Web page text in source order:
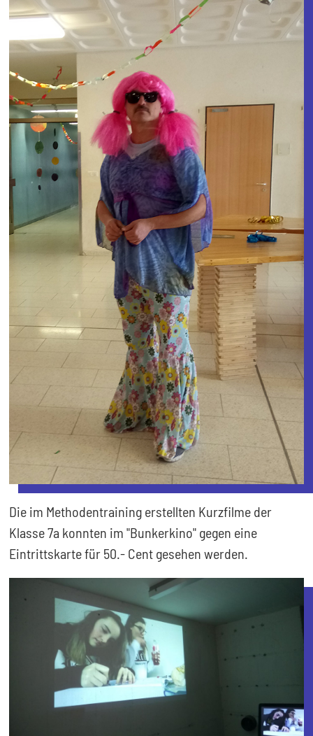
Die im Methodentraining erstellten Kurzfilme der
Klasse 7a konnten im "Bunkerkino" gegen eine
Eintrittskarte für 50.- Cent gesehen werden.